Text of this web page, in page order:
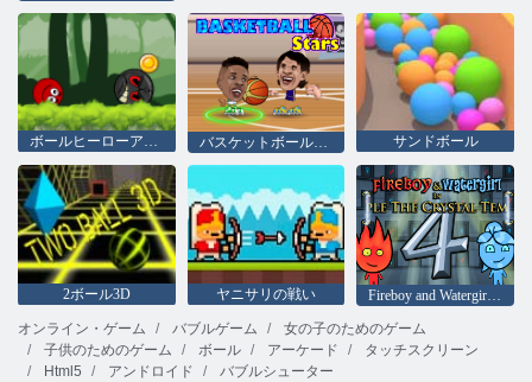
ボールヒーローアドベンチャー：レッドバウンスボール バスケットボールの星 サンドボール
2ボール3D ヤニサリの戦い
Fireboy and Watergirl 4：クリスタル寺院
オンライン・ゲーム
バブルゲーム
女の子のためのゲーム
子供のためのゲーム
ボール アーケード
タッチスクリーン
Html5
アンドロイド バブルシューター